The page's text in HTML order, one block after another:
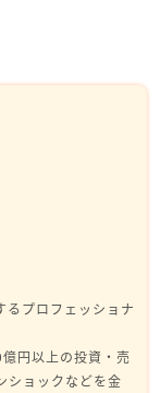
るプロフェッショナ
円以上の投資・売
ショックなどを金